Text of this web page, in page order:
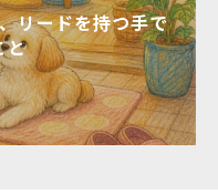
リードを持つ手で
と